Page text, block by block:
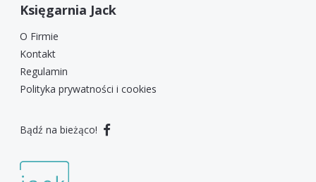
Księgarnia Jack
O Firmie
Kontakt
Regulamin
Polityka prywatności i cookies
Bądź na bieżąco!